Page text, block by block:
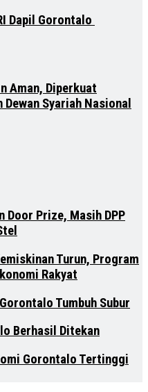
Dapil Gorontalo
Aman, Diperkuat
Syariah Nasional
Door Prize, Masih DPP
Turun, Program
Rakyat
Tumbuh Subur
Berhasil Ditekan
Gorontalo Tertinggi